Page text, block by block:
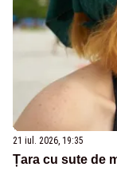
21 iul. 2026, 19:35
Țara cu sute de